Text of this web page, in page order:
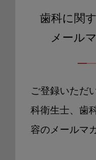
歯科に関
メール
ご登録いただ
科衛生士、歯
容のメールマ